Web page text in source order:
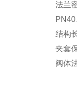
法兰
结构
夹套
阀体